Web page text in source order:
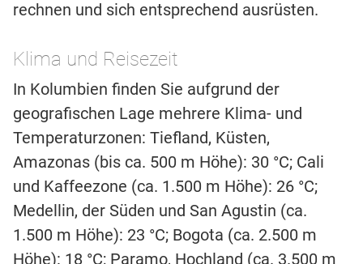
rechnen und sich entsprechend ausrüsten.
Klima und Reisezeit
In Kolumbien finden Sie aufgrund der
geografischen Lage mehrere Klima- und
Temperaturzonen: Tiefland, Küsten,
Amazonas (bis ca. 500 m Höhe): 30 °C; Cali
und Kaffeezone (ca. 1.500 m Höhe): 26 °C;
Medellin, der Süden und San Agustin (ca.
1.500 m Höhe): 23 °C; Bogota (ca. 2.500 m
Höhe): 18 °C; Paramo, Hochland (ca. 3.500 m